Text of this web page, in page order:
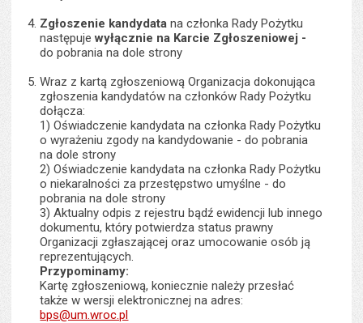
Zgłoszenie kandydatana członka Rady Pożytku
następuje wyłącznie na Karcie Zgłoszeniowej -
do pobrania na dole strony
Wraz z kartą zgłoszeniową Organizacja dokonująca
zgłoszenia kandydatów na członków Rady Pożytku
dołącza:
1) Oświadczenie kandydata na członka Rady Pożytku
o wyrażeniu zgody na kandydowanie - do pobrania
na dole strony
2) Oświadczenie kandydata na członka Rady Pożytku
o niekaralności za przestępstwo umyślne - do
pobrania na dole strony
3) Aktualny odpis z rejestru bądź ewidencji lub innego
dokumentu, który potwierdza status prawny
Organizacji zgłaszającej oraz umocowanie osób ją
reprezentujących.
Przypominamy:
Kartę zgłoszeniową, koniecznie należy przesłać
także w wersji elektronicznej na adres:
bps@um.wroc.pl